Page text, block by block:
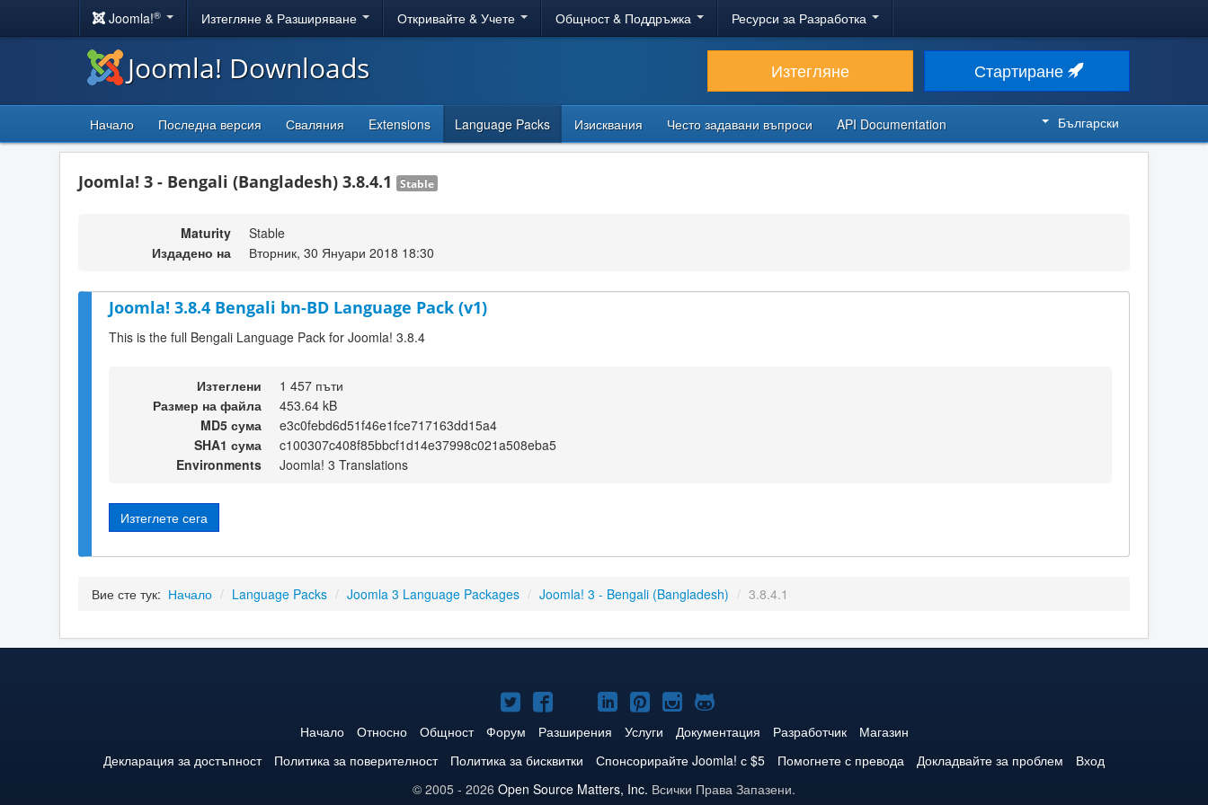
Joomla!® Изтегляне & Разширяване Откривайте & Учете Общност & Поддръжка Ресурси за Разработка
Joomla! Downloads Изтегляне Стартиране
Начало Последна версия Сваляния Extensions Language Packs Изисквания Често задавани въпроси API Documentation Български
Joomla! 3 - Bengali (Bangladesh) 3.8.4.1 Stable
Maturity
Stable
Издадено на
Вторник, 30 Януари 2018 18:30
Joomla! 3.8.4 Bengali bn-BD Language Pack (v1)
This is the full Bengali Language Pack for Joomla! 3.8.4
Изтеглени
1 457 пъти
Размер на файла
453.64 kB
MD5 сума
e3c0febd6d51f46e1fce717163dd15a4
SHA1 сума
c100307c408f85bbcf1d14e37998c021a508eba5
Environments
Joomla! 3 Translations
Изтеглете сега
Вие сте тук: Начало / Language Packs / Joomla 3 Language Packages / Joomla! 3 - Bengali (Bangladesh) / 3.8.4.1
Joomla!
в
Twitter
Joomla!
във
Facebook
Joomla!
в
YouTube
Joomla!
в
LinkedIn
Joomla!
в
Pinterest
Joomla!
в
Instagram
Joomla!
в
GitHub
Начало Относно Общност Форум Разширения Услуги Документация Разработчик
Магазин
Декларация за достъпност
Политика за поверителност Политика за бисквитки Спонсорирайте Joomla! с $5 Помогнете с превода Докладвайте за проблем
Вход
© 2005 - 2026 Open Source Matters, Inc. Всички Права Запазени.